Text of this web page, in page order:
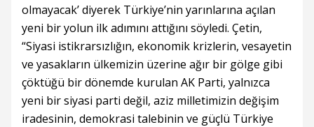
olmayacak’ diyerek Türkiye’nin yarınlarına açılan
yeni bir yolun ilk adımını attığını söyledi. Çetin,
“Siyasi istikrarsızlığın, ekonomik krizlerin, vesayetin
ve yasakların ülkemizin üzerine ağır bir gölge gibi
çöktüğü bir dönemde kurulan AK Parti, yalnızca
yeni bir siyasi parti değil, aziz milletimizin değişim
iradesinin, demokrasi talebinin ve güçlü Türkiye